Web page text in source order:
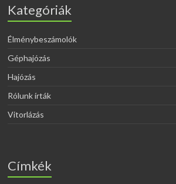
Kategóriák
Élménybeszámolók
Géphajózás
Hajózás
Rólunk írták
Vitorlázás
Címkék